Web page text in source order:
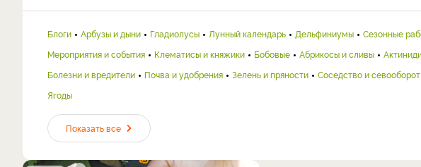
Блоги Арбузы и дыни Гладиолусы Лунный календарь Дельфиниумы Сезонные
Мероприятия и события
Клематисы и княжики Бобовые Абрикосы и сливы
Болезни и вредители
Почва и удобрения Зелень и пряности Соседство и севооборот
Ягоды
Показать все